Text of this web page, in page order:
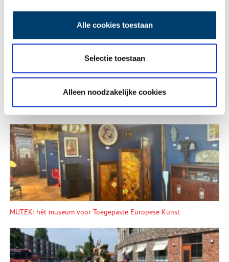
Alle cookies toestaan
Selectie toestaan
Alleen noodzakelijke cookies
Heiligen van de Lage Landen I: van Cunera tot Lambertus
MUTEK: hét museum voor Toegepaste Europese Kunst